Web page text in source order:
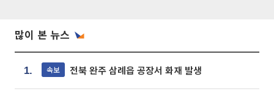
많이 본 뉴스
1. 속보 전북 완주 삼례읍 공장서 화재 발생